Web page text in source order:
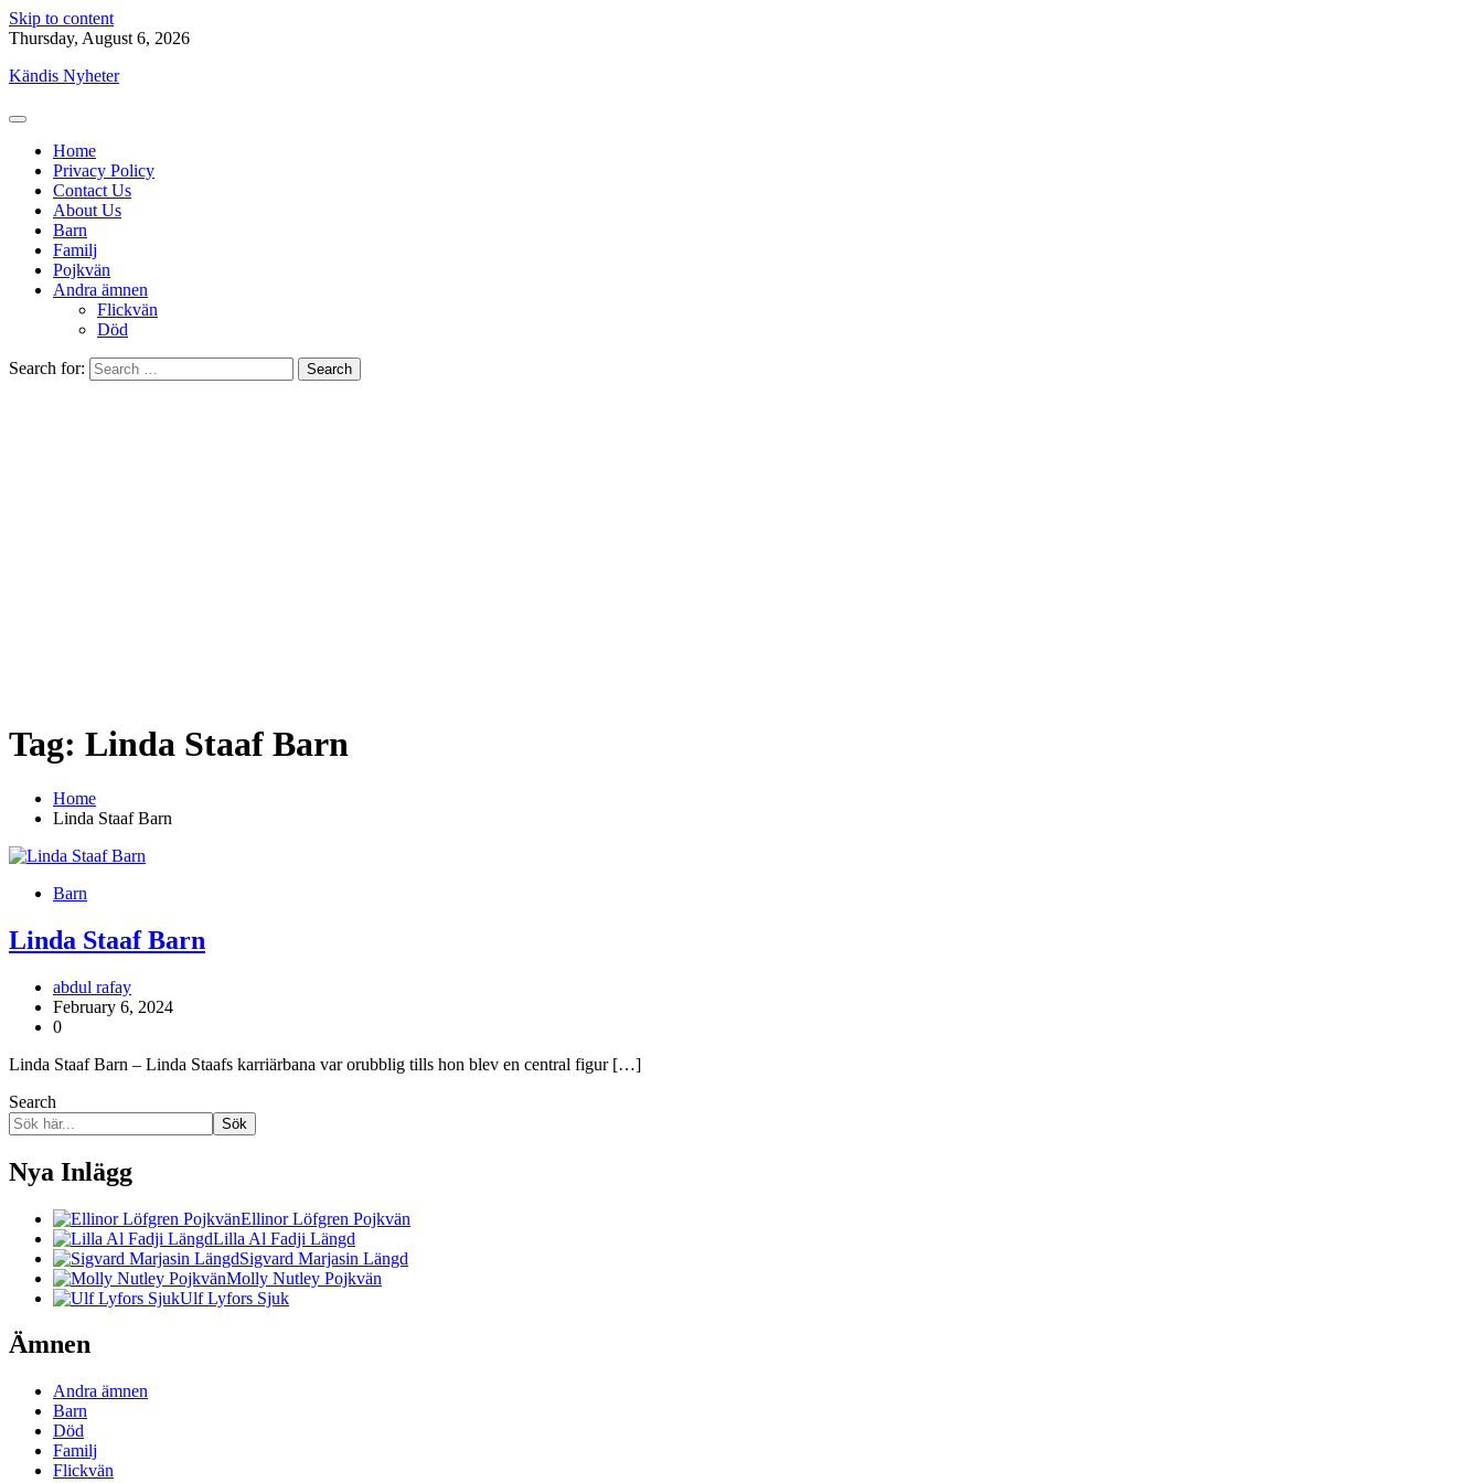
Skip to content
Thursday, August 6, 2026
Kändis Nyheter
Home
Privacy Policy
Contact Us
About Us
Barn
Familj
Pojkvän
Andra ämnen
Flickvän
Död
Search for:
Tag: Linda Staaf Barn
Home
Linda Staaf Barn
Barn
Linda Staaf Barn
abdul rafay
February 6, 2024
0
Linda Staaf Barn – Linda Staafs karriärbana var orubblig tills hon blev en central figur […]
Search
Sök
Nya Inlägg
Ellinor Löfgren Pojkvän
Lilla Al Fadji Längd
Sigvard Marjasin Längd
Molly Nutley Pojkvän
Ulf Lyfors Sjuk
Ämnen
Andra ämnen
Barn
Död
Familj
Flickvän